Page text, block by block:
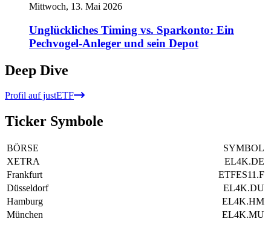
Mittwoch, 13. Mai 2026
Unglückliches Timing vs. Sparkonto: Ein
Pechvogel-Anleger und sein Depot
Deep Dive
Profil auf justETF
Ticker Symbole
BÖRSE
SYMBOL
XETRA
EL4K.DE
Frankfurt
ETFES11.F
Düsseldorf
EL4K.DU
Hamburg
EL4K.HM
München
EL4K.MU